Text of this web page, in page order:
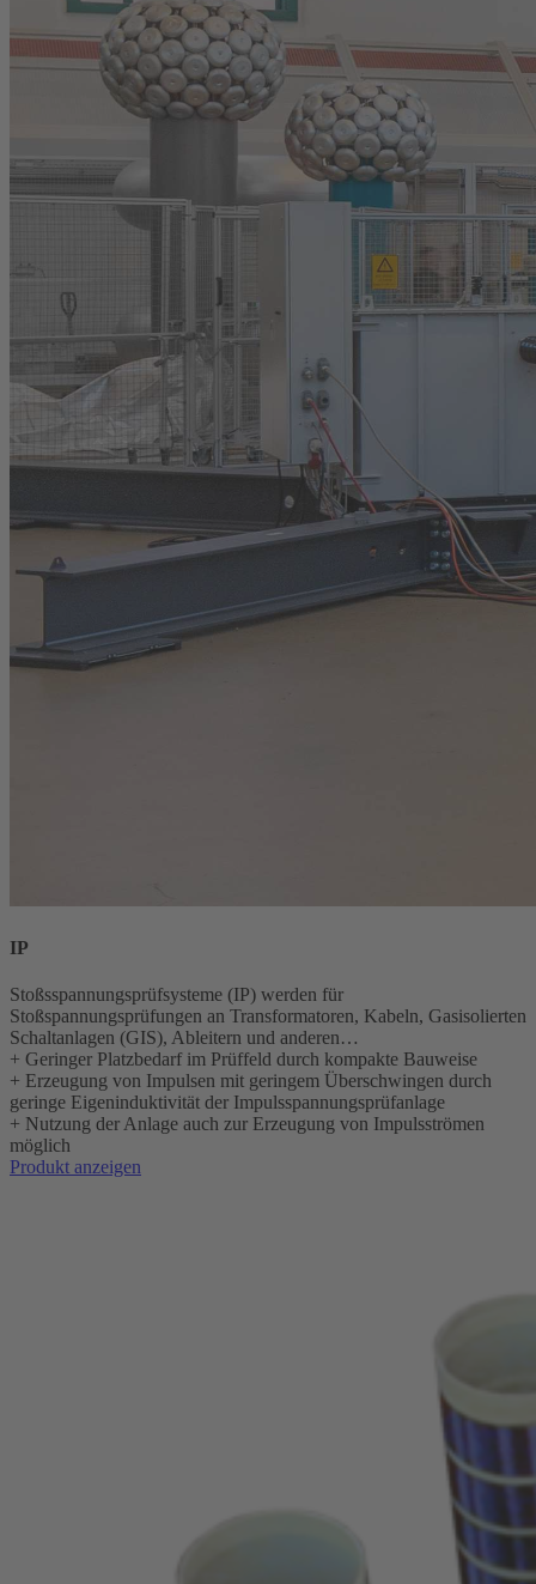
IP
Stoßsspannungsprüfsysteme (IP) werden für
Stoßspannungsprüfungen an Transformatoren, Kabeln, Gasisolierten
Schaltanlagen (GIS), Ableitern und anderen…
+ Geringer Platzbedarf im Prüffeld durch kompakte Bauweise
+ Erzeugung von Impulsen mit geringem Überschwingen durch
geringe Eigeninduktivität der Impulsspannungsprüfanlage
+ Nutzung der Anlage auch zur Erzeugung von Impulsströmen
möglich
Produkt anzeigen